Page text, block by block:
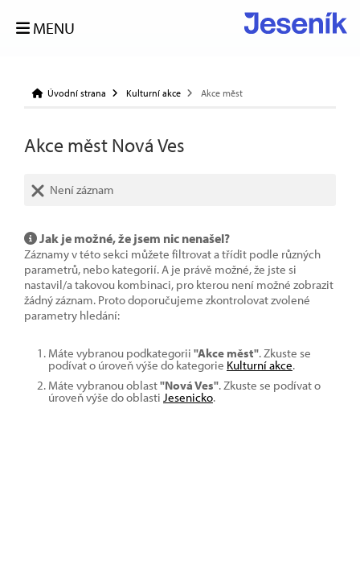
MENU
Úvodní strana Kulturní akce Akce měst
Akce měst Nová Ves
Není záznam
Jak je možné, že jsem nic nenašel?
Záznamy v této sekci můžete filtrovat a třídit podle různých
parametrů, nebo kategorií. A je právě možné, že jste si
nastavil/a takovou kombinaci, pro kterou není možné zobrazit
žádný záznam. Proto doporučujeme zkontrolovat zvolené
parametry hledání:
Máte vybranou podkategorii "Akce měst". Zkuste se
podívat o úroveň výše do kategorie Kulturní akce.
Máte vybranou oblast"Nová Ves". Zkuste se podívat o
úroveň výše do oblasti Jesenicko.